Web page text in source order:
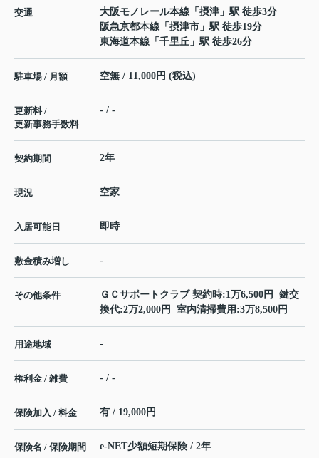
交通 大阪モノレール本線 「 摂津 」駅 徒歩3分
阪急京都本線 「 摂津市 」駅 徒歩19分
東海道本線 「 千里丘 」駅 徒歩26分
駐車場 / 月額 空無 / 11,000円 (税込)
更新料 /
更新事務手数料
- / -
契約期間 2年
現況 空家
入居可能日 即時
敷金積み増し -
その他条件
ＧＣサポートクラブ 契約時:1万6,500円 鍵交
換代:2万2,000円 室内清掃費用:3万8,500円
用途地域 -
権利金 / 雑費 - / -
保険加入 / 料金 有 / 19,000円
保険名 / 保険期間 e-NET少額短期保険 / 2年